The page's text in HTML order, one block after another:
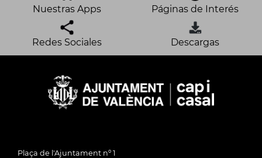
Nuestras Apps Páginas de Interés
Redes Sociales Descargas
Plaça de l'Ajuntament nº 1